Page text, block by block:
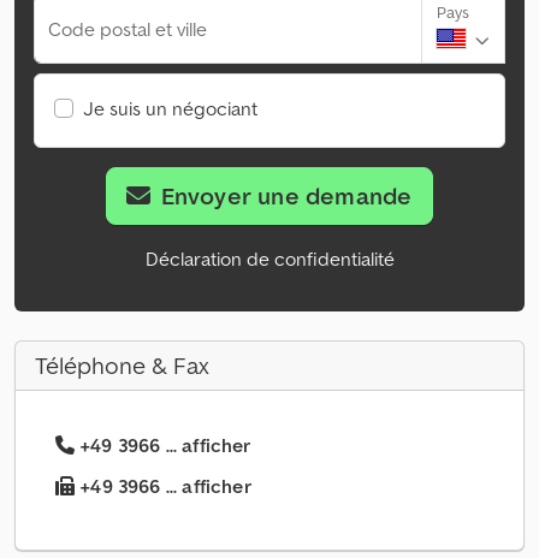
Code postal et ville
Pays
Je suis un négociant
Envoyer une demande
Déclaration de confidentialité
Téléphone & Fax
+49 3966 ... afficher
+49 3966 ... afficher